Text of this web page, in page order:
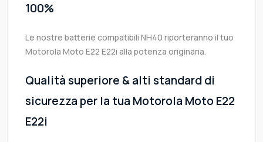
100%
Le nostre batterie compatibili NH40 riporteranno il tuo
Motorola Moto E22 E22i alla potenza originaria.
Qualità superiore & alti standard di
sicurezza per la tua Motorola Moto E22
E22i